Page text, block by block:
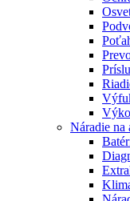
Náradie na